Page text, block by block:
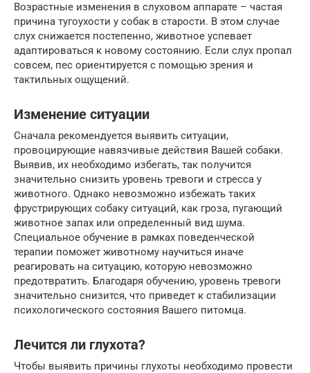
Возрастные изменения в слуховом аппарате – частая
причина тугоухости у собак в старости. В этом случае
слух снижается постепенно, животное успевает
адаптироваться к новому состоянию. Если слух пропал
совсем, пес ориентируется с помощью зрения и
тактильных ощущений.
Изменение ситуации
Сначала рекомендуется выявить ситуации,
провоцирующие навязчивые действия Вашей собаки.
Выявив, их необходимо избегать, так получится
значительно снизить уровень тревоги и стресса у
животного. Однако невозможно избежать таких
фрустрирующих собаку ситуаций, как гроза, пугающий
животное запах или определенный вид шума.
Специальное обучение в рамках поведенческой
терапии поможет животному научиться иначе
реагировать на ситуацию, которую невозможно
предотвратить. Благодаря обучению, уровень тревоги
значительно снизится, что приведет к стабилизации
психологического состояния Вашего питомца.
Лечится ли глухота?
Чтобы выявить причины глухоты необходимо провести